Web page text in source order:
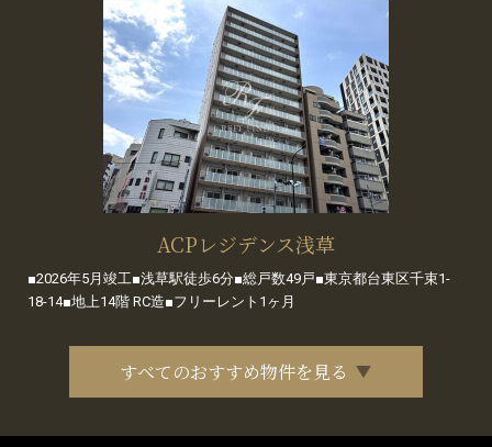
ACPレジデンス浅草
■2026年5月竣工■浅草駅徒歩6分■総戸数49戸■東京都台東区千束1-
18-14■地上14階 RC造■フリーレント1ヶ月
すべてのおすすめ物件を見る